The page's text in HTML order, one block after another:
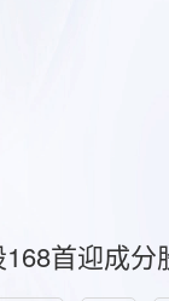
168首迎成